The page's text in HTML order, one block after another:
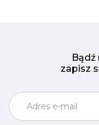
Bądź
zapisz